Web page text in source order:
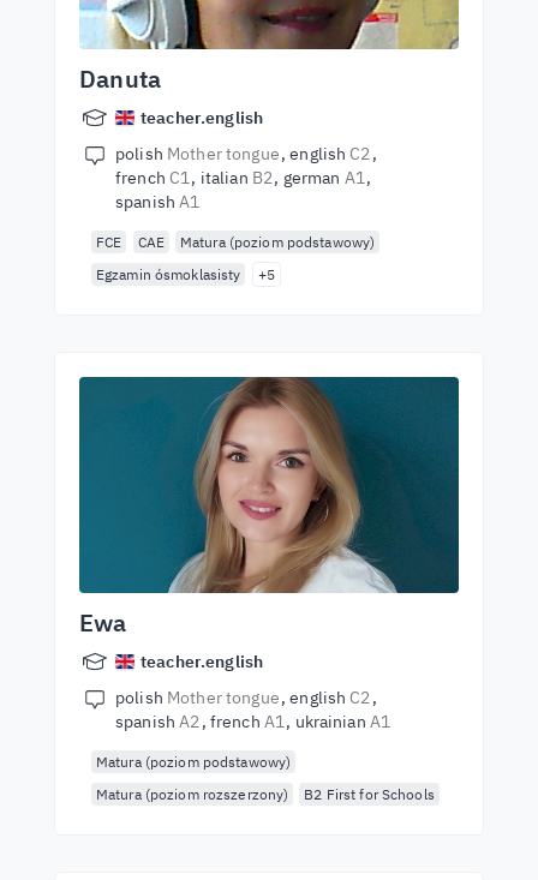
Danuta
teacher.english
polish Mother tongue english C2
french C1 italian B2 german A1
spanishA1
FCE CAE
Matura (poziom podstawowy)
Egzamin ósmoklasisty
+5
Ewa
teacher.english
polish Mother tongue english C2
spanishA2 french A1 ukrainian A1
Matura (poziom podstawowy)
Matura (poziom rozszerzony)
B2 First for Schools